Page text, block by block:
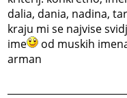
dalia, dania, nadina,
kraju mi se najvise
ime
od muskih
arman